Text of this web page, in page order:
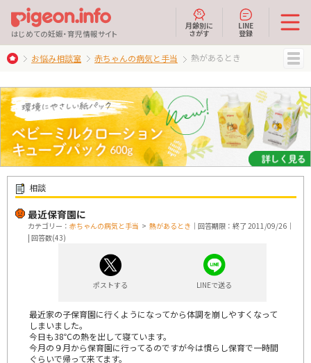
はじめての妊娠・育児情報サイト
月齢別に
さがす
LINE
登録
お悩み相談室 赤ちゃんの病気と手当 熱があるとき
相談
最近保育園に
カテゴリー： 赤ちゃんの病気と手当 > 熱があるとき ｜回答期限：終了 2011/09/26｜
| 回答数(43)
ポストする LINEで送る
最近家の子保育園に行くようになってから体調を崩しやすくなって
しまいました。
今日も38℃の熱を出して寝ています。
今月の９月から保育園に行ってるのですが今は慣らし保育で一時間
ぐらいで帰って来てます。